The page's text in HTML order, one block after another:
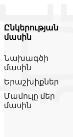
Ընկերության
մասին
Նախագծի
մասին
Երաշխիքներ
Մամուլը մեր
մասին